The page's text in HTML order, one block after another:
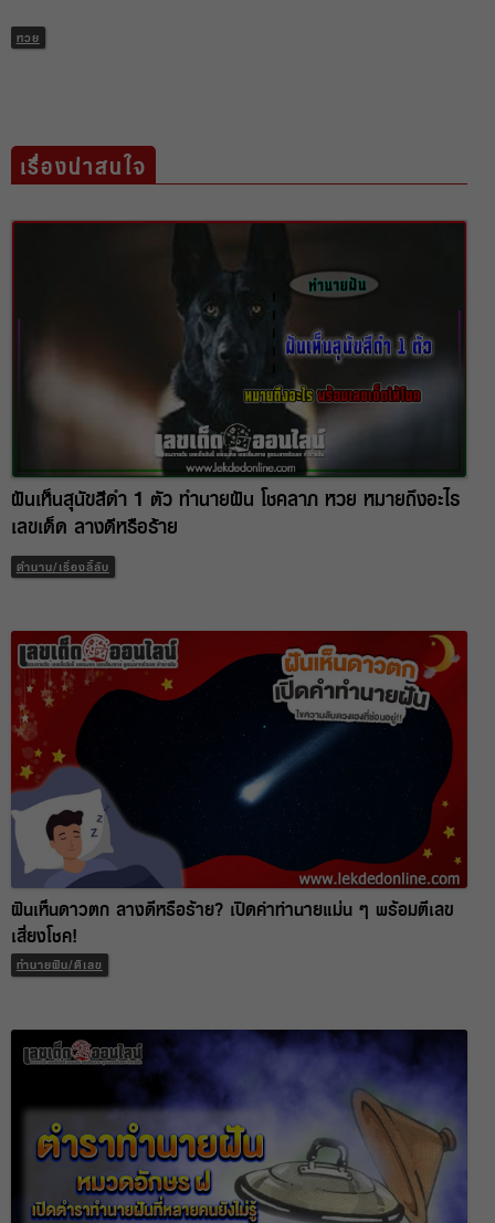
หวย
เรื่องน่าสนใจ
ฝันเห็นสุนัขสีดำ 1 ตัว ทำนายฝัน โชคลาภ หวย หมายถึงอะไร
เลขเด็ด ลางดีหรือร้าย
ตำนาน/เรื่องลี้ลับ
ฝันเห็นดาวตก ลางดีหรือร้าย? เปิดคำทำนายแม่น ๆ พร้อมตีเลข
เสี่ยงโชค!
ทำนายฝัน/ตีเลข